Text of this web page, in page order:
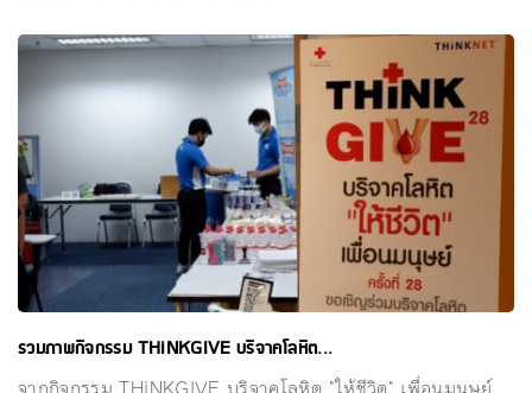
รวมภาพกิจกรรม THiNKGIVE บริจาคโลหิต...